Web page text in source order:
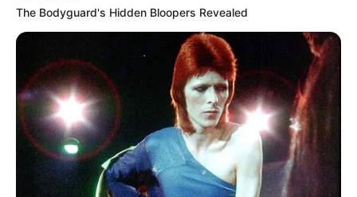
The Bodyguard's Hidden Bloopers Revealed